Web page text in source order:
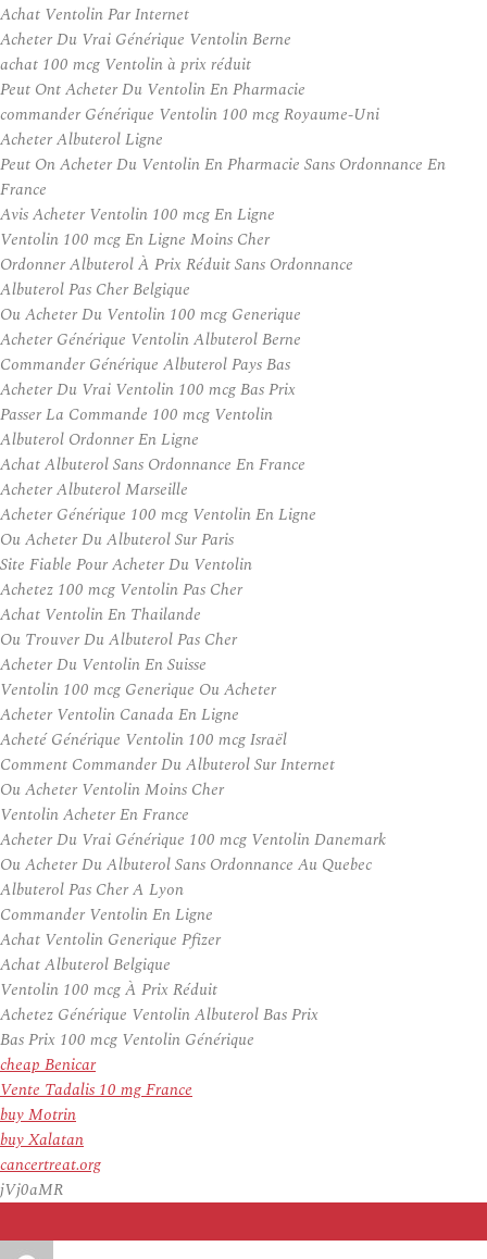
Achat Ventolin Par Internet
Acheter Du Vrai Générique Ventolin Berne
achat 100 mcg Ventolin à prix réduit
Peut Ont Acheter Du Ventolin En Pharmacie
commander Générique Ventolin 100 mcg Royaume-Uni
Acheter Albuterol Ligne
Peut On Acheter Du Ventolin En Pharmacie Sans Ordonnance En
France
Avis Acheter Ventolin 100 mcg En Ligne
Ventolin 100 mcg En Ligne Moins Cher
Ordonner Albuterol À Prix Réduit Sans Ordonnance
Albuterol Pas Cher Belgique
Ou Acheter Du Ventolin 100 mcg Generique
Acheter Générique Ventolin Albuterol Berne
Commander Générique Albuterol Pays Bas
Acheter Du Vrai Ventolin 100 mcg Bas Prix
Passer La Commande 100 mcg Ventolin
Albuterol Ordonner En Ligne
Achat Albuterol Sans Ordonnance En France
Acheter Albuterol Marseille
Acheter Générique 100 mcg Ventolin En Ligne
Ou Acheter Du Albuterol Sur Paris
Site Fiable Pour Acheter Du Ventolin
Achetez 100 mcg Ventolin Pas Cher
Achat Ventolin En Thailande
Ou Trouver Du Albuterol Pas Cher
Acheter Du Ventolin En Suisse
Ventolin 100 mcg Generique Ou Acheter
Acheter Ventolin Canada En Ligne
Acheté Générique Ventolin 100 mcg Israël
Comment Commander Du Albuterol Sur Internet
Ou Acheter Ventolin Moins Cher
Ventolin Acheter En France
Acheter Du Vrai Générique 100 mcg Ventolin Danemark
Ou Acheter Du Albuterol Sans Ordonnance Au Quebec
Albuterol Pas Cher A Lyon
Commander Ventolin En Ligne
Achat Ventolin Generique Pfizer
Achat Albuterol Belgique
Ventolin 100 mcg À Prix Réduit
Achetez Générique Ventolin Albuterol Bas Prix
Bas Prix 100 mcg Ventolin Générique
cheap Benicar
Vente Tadalis 10 mg France
buy Motrin
buy Xalatan
cancertreat.org
jVj0aMR